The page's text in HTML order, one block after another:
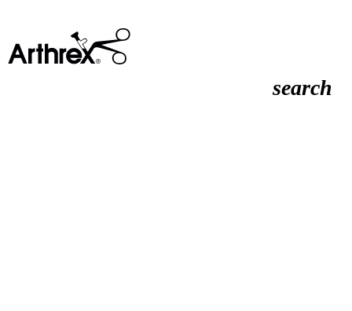
search